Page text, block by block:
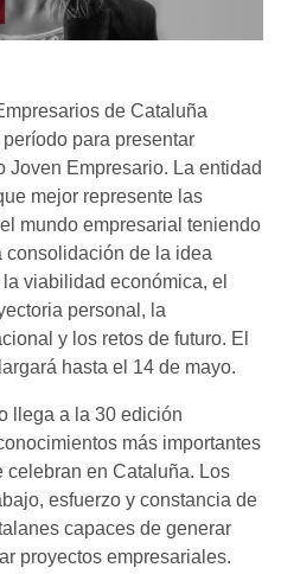
de Cataluña
para presentar
Joven Empresario. La entidad
mejor represente las
mundo empresarial teniendo
consolidación de la idea
viabilidad económica, el
personal, la
y los retos de futuro. El
hasta el 14 de mayo.
llega a la 30 edición
más importantes
celebran en Cataluña. Los
esfuerzo y constancia de
capaces de generar
proyectos empresariales.